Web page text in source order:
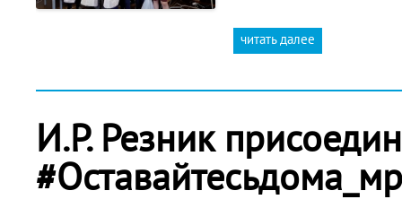
читать далее
И.Р. Резник